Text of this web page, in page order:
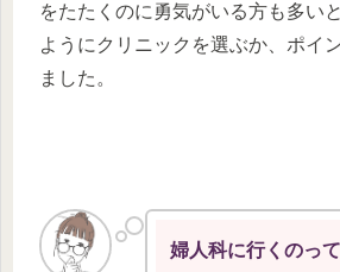
をたたくのに勇気がいる方も多い
ようにクリニックを選ぶか、ポイ
ました。
婦人科に行くのっ